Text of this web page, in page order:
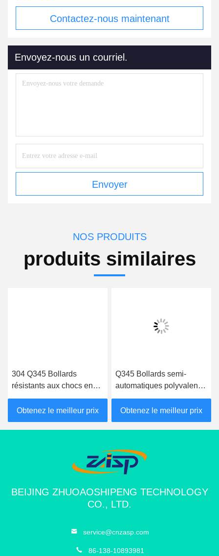
Contactez-nous maintenant
Envoyez-nous un courriel.
Envoyer
NOS PRODUITS
produits similaires
304 Q345 Bollards
résistants aux chocs en
acier au carbone
Obtenez le meilleur prix
Q345 Bollards semi-
automatiques polyvalents
de 325 mm de diamètre,
facile à utiliser
Obtenez le meilleur prix
BEIJING ZHUOAOSHIPENG TECHNOLOGY
CO., LTD.
service@cnzasp.com
86-138-10893981